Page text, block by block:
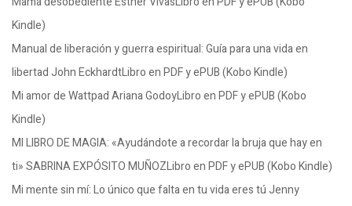
Kindle)
Manual de liberación y guerra espiritual: Guía para una vida en
libertad John EckhardtLibro en PDF y ePUB (Kobo Kindle)
Mi amor de Wattpad Ariana GodoyLibro en PDF y ePUB (Kobo
Kindle)
MI LIBRO DE MAGIA: «Ayudándote a recordar la bruja que hay en
ti» SABRINA EXPÓSITO MUÑOZLibro en PDF y ePUB (Kobo Kindle)
Mi mente sin mí: Lo único que falta en tu vida eres tú Jenny